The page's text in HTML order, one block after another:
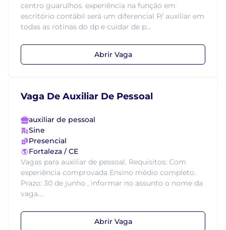
centro guarulhos. experiência na função em
escritório contábil será um diferencial P/ auxiliar em
todas as rotinas do dp e cuidar de p...
Abrir Vaga
Vaga De Auxiliar De Pessoal
auxiliar de pessoal
Sine
Presencial
Fortaleza / CE
Vagas para auxiliar de pessoal. Requisitos: Com
experiência comprovada Ensino médio completo.
Prazo: 30 de junho , informar no assunto o nome da
vaga....
Abrir Vaga